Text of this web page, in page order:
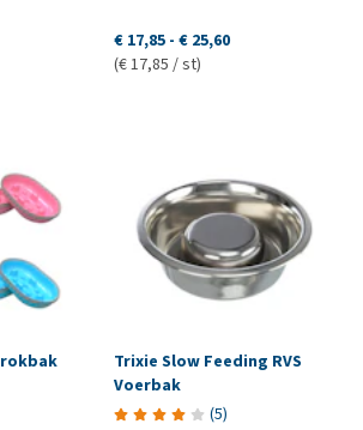
€ 17,85 - € 25,60
(€ 17,85 / st)
Trixie Slow Feeding RVS
Voerbak
(5)